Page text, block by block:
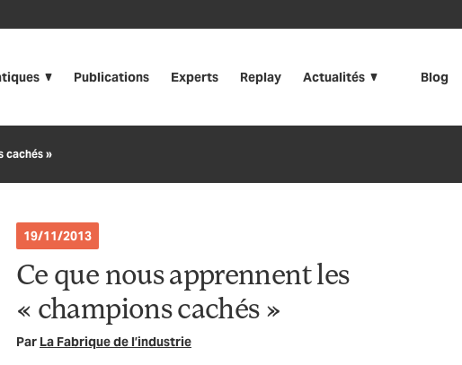
Publications Experts Replay Actualités Blog
cachés »
19/11/2013
Ce que nous apprennent les
« champions cachés »
Par La Fabrique de l’industrie